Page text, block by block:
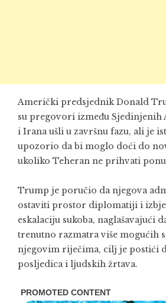
Američki predsjednik Donald
su pregovori između Sjedinjenih
i Irana ušli u završnu fazu, ali je
upozorio da bi moglo doći do
ukoliko Teheran ne prihvati
Trump je poručio da njegova
ostaviti prostor diplomatiji i
eskalaciju sukoba, naglašavajući
trenutno razmatra više mogućih
njegovim riječima, cilj je postići
posljedica i ljudskih žrtava.